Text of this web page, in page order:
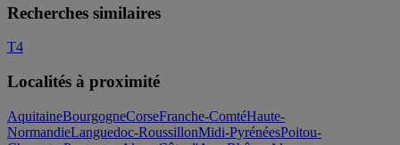
Recherches similaires
T4
Localités à proximité
AquitaineBourgogneCorseFranche-ComtéHaute-
NormandieLanguedoc-RoussillonMidi-PyrénéesPoitou-